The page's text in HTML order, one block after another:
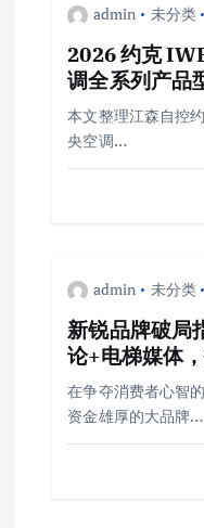
admin 未分类
2026 约克
调全系列产品
本文整理江森自控
央空调…
admin 未分类
新锐品牌破局
论+电梯媒体
在争夺消费者心智
资金雄厚的大品牌…